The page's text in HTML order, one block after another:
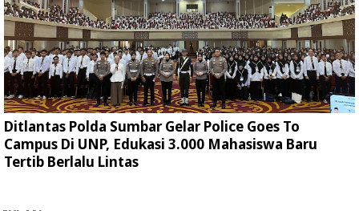
Ditlantas Polda Sumbar Gelar Police Goes To
Campus Di UNP, Edukasi 3.000 Mahasiswa Baru
Tertib Berlalu Lintas